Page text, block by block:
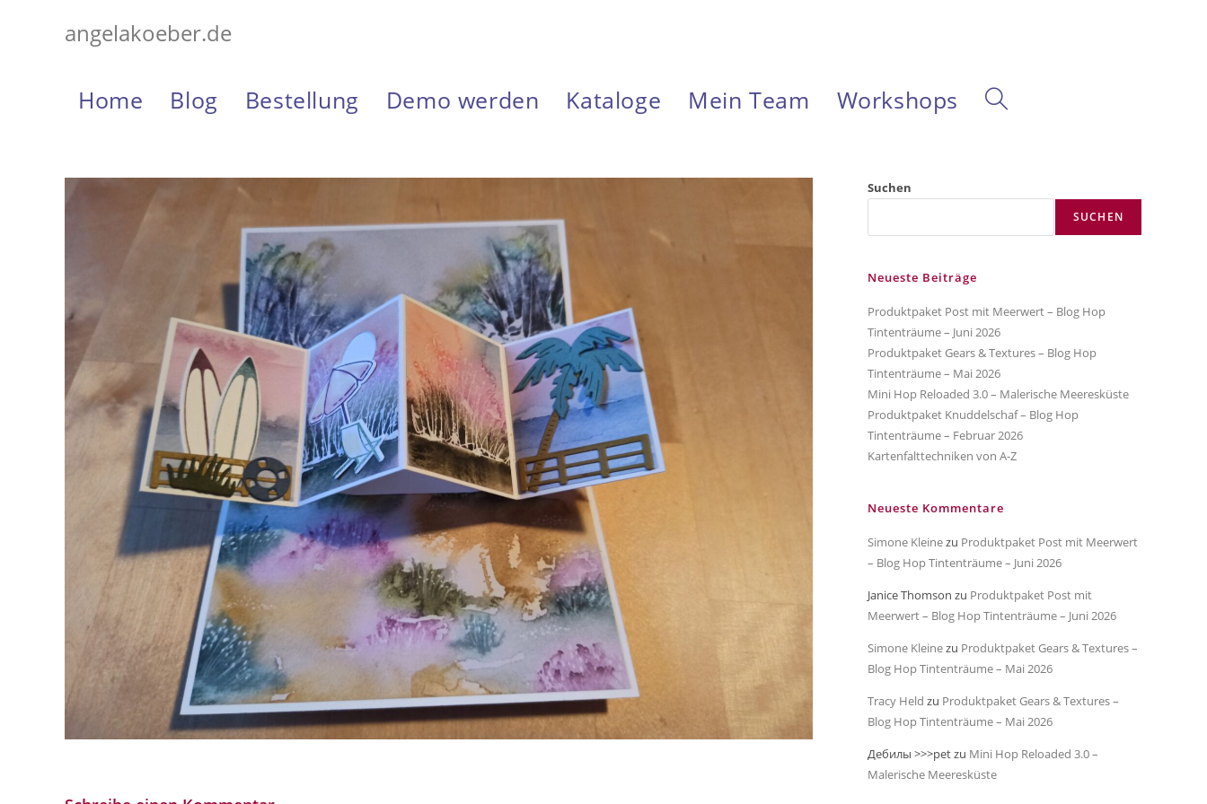
angelakoeber.de
Home Blog Bestellung Demo werden Kataloge Mein Team Workshops Website-
umschalten
Suchen
SUCHEN
Neueste Beiträge
Produktpaket Post mit Meerwert – Blog Hop
Tintenträume – Juni 2026
Produktpaket Gears & Textures – Blog Hop
Tintenträume – Mai 2026
Mini Hop Reloaded 3.0 – Malerische Meeresküste
Produktpaket Knuddelschaf – Blog Hop
Tintenträume – Februar 2026
Kartenfalttechniken von A-Z
Neueste Kommentare
Simone Kleinezu Produktpaket Post mit Meerwert
– Blog Hop Tintenträume – Juni 2026
Janice Thomson zu Produktpaket Post mit
Meerwert – Blog Hop Tintenträume – Juni 2026
Simone Kleinezu Produktpaket Gears & Textures –
Blog Hop Tintenträume – Mai 2026
Tracy Held zu Produktpaket Gears & Textures –
Blog Hop Tintenträume – Mai 2026
Дебилы >>>petzu Mini Hop Reloaded 3.0 –
Malerische Meeresküste